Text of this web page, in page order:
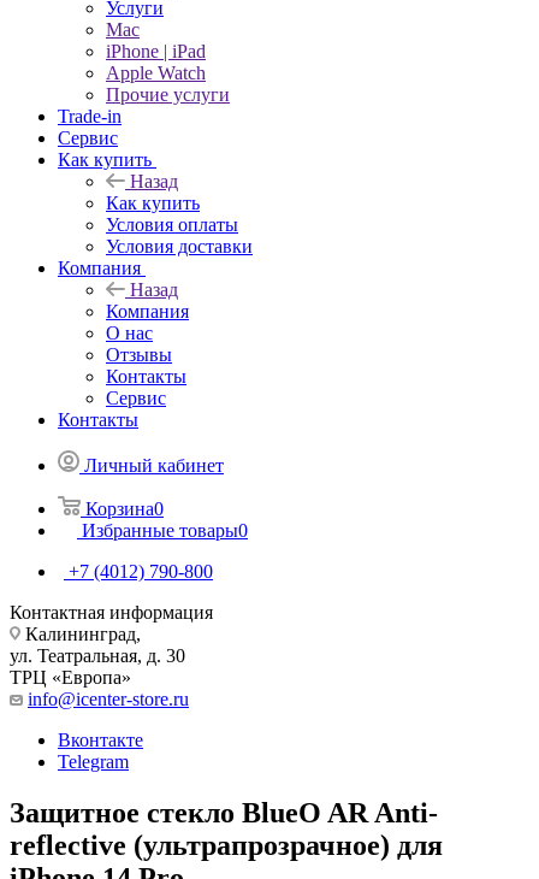
Услуги
Mac
iPhone | iPad
Apple Watch
Прочие услуги
Trade-in
Сервис
Как купить
Назад
Как купить
Условия оплаты
Условия доставки
Компания
Назад
Компания
О нас
Отзывы
Контакты
Сервис
Контакты
Личный кабинет
Корзина0
Избранные товары0
+7 (4012) 790-800
Контактная информация
Калининград,
ул. Театральная, д. 30
ТРЦ «Европа»
info@icenter-store.ru
Вконтакте
Telegram
Защитное стекло BlueO AR Anti-
reflective (ультрапрозрачное) для